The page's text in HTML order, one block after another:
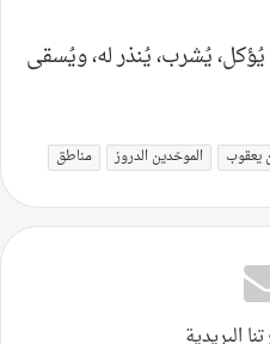
يُؤكل، يُشرب، يُنذر له، ويُسقى
يعقوب الموحّدين الدروز مناطق